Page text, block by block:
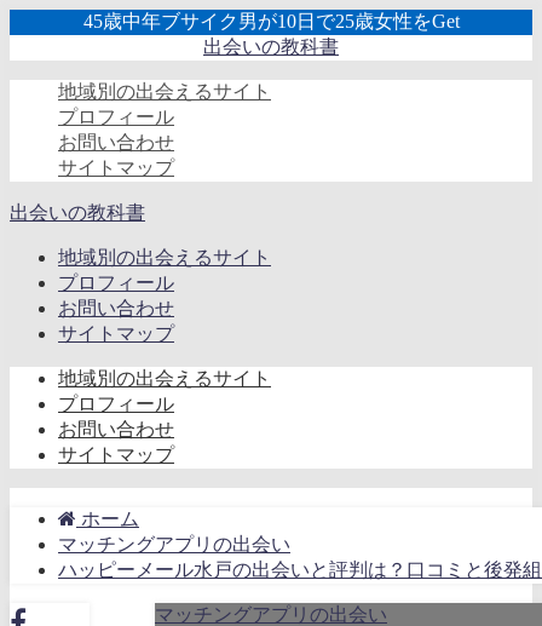
45歳中年ブサイク男が10日で25歳女性をGet
出会いの教科書
地域別の出会えるサイト
プロフィール
お問い合わせ
サイトマップ
出会いの教科書
地域別の出会えるサイト
プロフィール
お問い合わせ
サイトマップ
地域別の出会えるサイト
プロフィール
お問い合わせ
サイトマップ
ホーム
マッチングアプリの出会い
ハッピーメール水戸の出会いと評判は？口コミと後発
マッチングアプリの出会い